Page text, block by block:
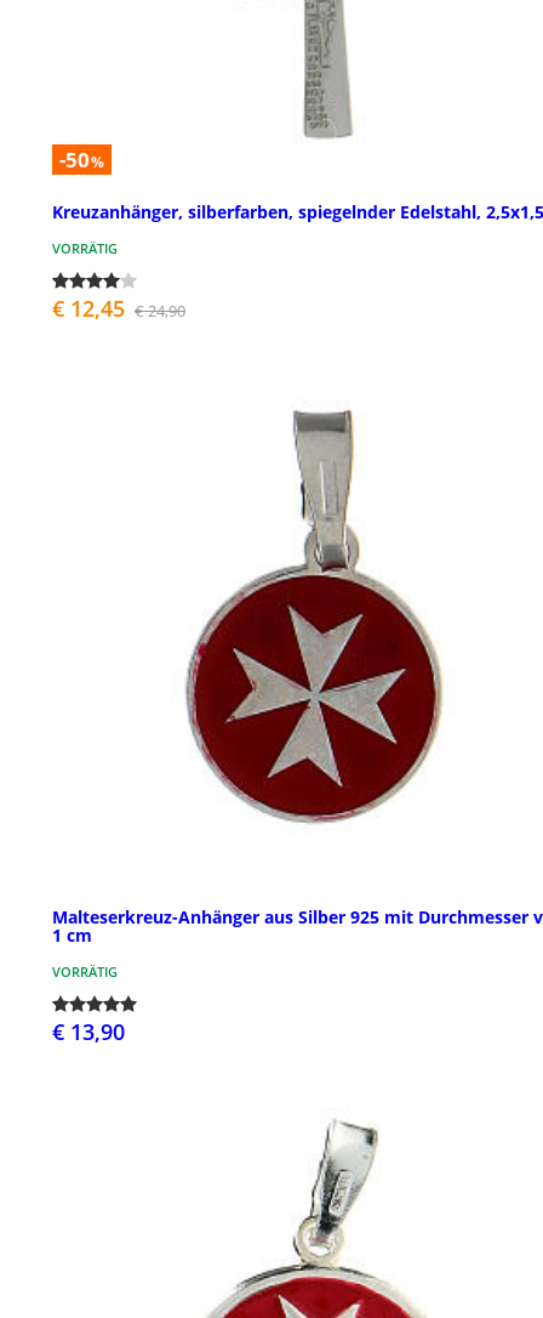
-50%
Kreuzanhänger, silberfarben, spiegelnder Edelstahl,
VORRÄTIG
€ 12,45 € 24,90
Malteserkreuz-Anhänger aus Silber 925 mit Durchmesser
1 cm
VORRÄTIG
€ 13,90